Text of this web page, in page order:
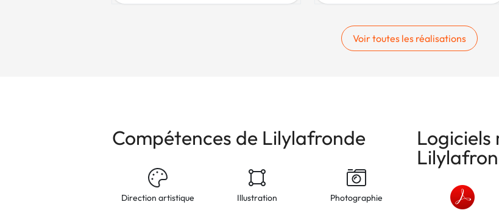
Voir toutes les réalisations
Compétences de Lilylafronde
Direction artistique Illustration Photographie